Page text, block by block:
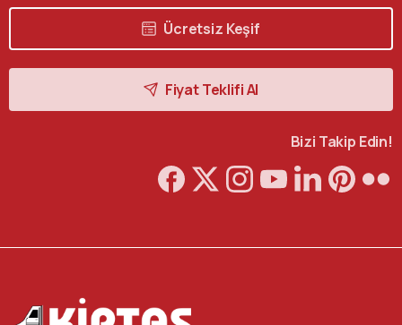
Ücretsiz Keşif
Fiyat Teklifi Al
Bizi Takip Edin!